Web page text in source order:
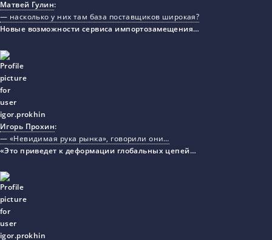
Матвей Гулин:
— насколько у них там база поставщиков широкая?
Новые возможности сервиса импортозамещения…
Игорь Прохин:
— «Невидимая рука рынка», говорили они…
«Это приведет к деформации глобальных цепей…